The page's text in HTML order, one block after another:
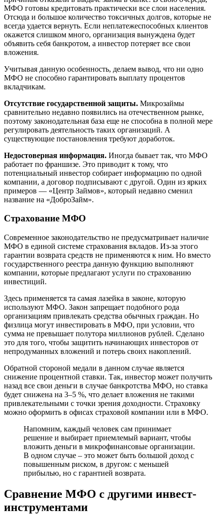
МФО готовы кредитовать практически все слои населения.
Отсюда и большое количество токсичных долгов, которые не
всегда удается вернуть. Если неплатежеспособных клиентов
окажется слишком много, организация вынуждена будет
объявить себя банкротом, а инвестор потеряет все свои
вложения.
Учитывая данную особенность, делаем вывод, что ни одно
МФО не способно гарантировать выплату процентов
вкладчикам.
Отсутствие государственной защиты. Микрозаймы
сравнительно недавно появились на отечественном рынке,
поэтому законодательная база еще не способна в полной мере
регулировать деятельность таких организаций. А
существующие постановления требуют доработок.
Недостоверная информация. Иногда бывает так, что МФО
работает по франшизе. Это приводит к тому, что
потенциальный инвестор собирает информацию по одной
компании, а договор подписывают с другой. Один из ярких
примеров — «Центр Займов», который недавно сменил
название на «ДоброЗайм».
Страхование МФО
Современное законодательство не предусматривает наличие
МФО в единой системе страхования вкладов. Из-за этого
гарантии возврата средств не применяются к ним. Но вместо
государственного реестра данную функцию выполняют
компании, которые предлагают услуги по страхованию
инвестиций.
Здесь применяется та самая лазейка в законе, которую
используют МФО. Закон запрещает подобного рода
организациям привлекать средства обычных граждан. Но
физлица могут инвестировать в МФО, при условии, что
сумма не превышает полутора миллионов рублей. Сделано
это для того, чтобы защитить начинающих инвесторов от
непродуманных вложений и потерь своих накоплений.
Обратной стороной медали в данном случае является
снижение процентной ставки. Так, инвестор может получить
назад все свои деньги в случае банкротства МФО, но ставка
будет снижена на 3–5 %, что делает вложения не такими
привлекательными с точки зрения доходности. Страховку
можно оформить в офисах страховой компании или в МФО.
Напомним, каждый человек сам принимает
решение и выбирает приемлемый вариант, чтобы
вложить деньги в микрофинансовые организации.
В одном случае – это может быть большой доход с
повышенным риском, в другом: с меньшей
прибылью, но с гарантией возврата.
Сравнение МФО с другими инвест-
инструментами